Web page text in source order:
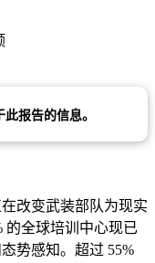
此报告的信息。
改变武装部队为现实
的全球培训中心现已
势感知。超过 55%